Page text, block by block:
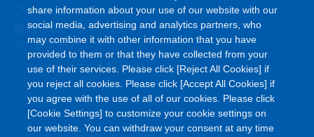
プライバシーポリシー
情報セキュリティポリシー
クッキーポリシー
ソーシャルメディアポリシー
©
share information about your use of our website with our
social media, advertising and analytics partners, who
may combine it with other information that you have
provided to them or that they have collected from your
use of their services. Please click [Reject All Cookies] if
you reject all cookies. Please click [Accept All Cookies] if
you agree with the use of all of our cookies. Please click
[Cookie Settings] to customize your cookie settings on
our website. You can withdraw your consent at any time